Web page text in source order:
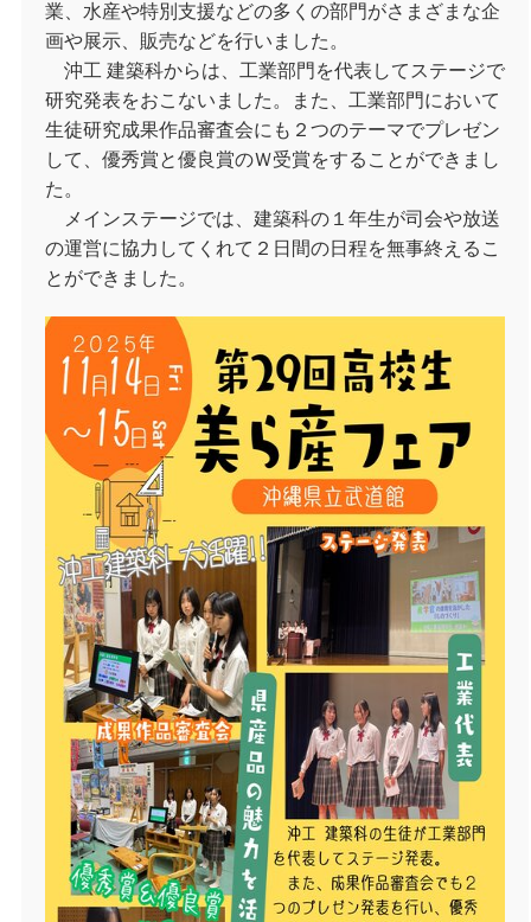
業、水産や特別支援などの多くの部門がさまざまな企
画や展示、販売などを行いました。
沖工 建築科からは、工業部門を代表してステージで
研究発表をおこないました。また、工業部門において
生徒研究成果作品審査会にも２つのテーマでプレゼン
して、優秀賞と優良賞のＷ受賞をすることができまし
た。
メインステージでは、建築科の１年生が司会や放送
の運営に協力してくれて２日間の日程を無事終えるこ
とができました。